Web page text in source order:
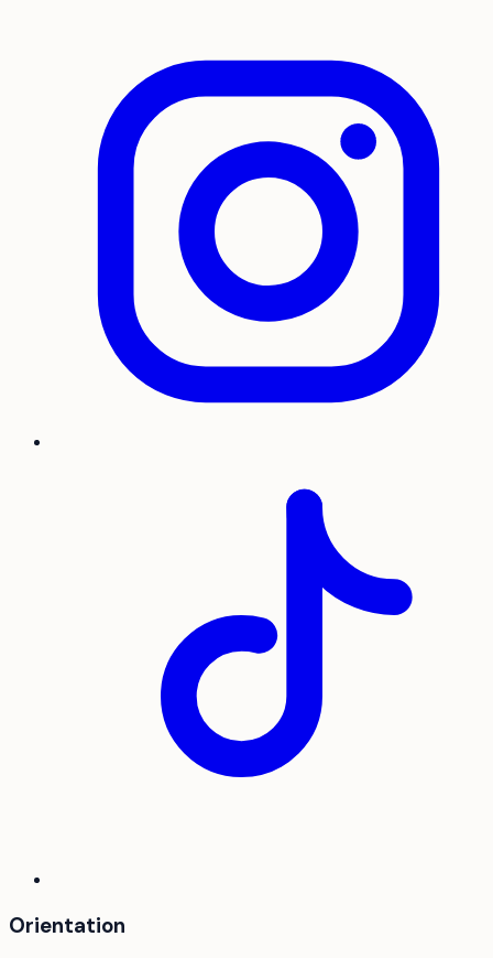
Orientation